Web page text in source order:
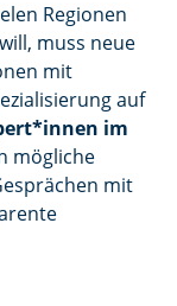
Regionen
muss neue
mit
auf
im
mögliche
mit